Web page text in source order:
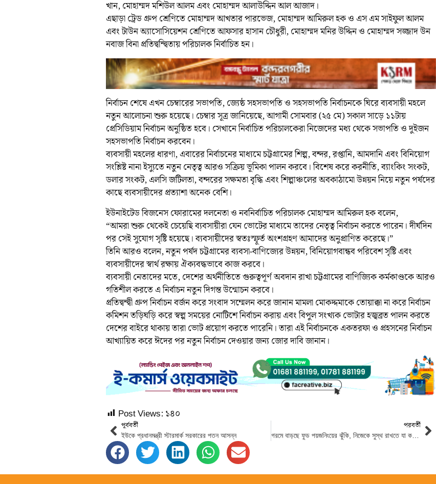
খান, মোহাম্মদ মশিউল আলম এবং মোহাম্মদ আলাউদ্দিন আল আজাদ।
এছাড়া ট্রেড গ্রুপ শ্রেণিতে মোহাম্মদ আখতার পারভেজ, মোহাম্মদ আমিরুল হক ও এস এম সাইফুল আলম
এবং টাউন অ্যাসোসিয়েশন শ্রেণিতে আফসার হাসান চৌধুরী, মোহাম্মদ মনির উদ্দিন ও মোহাম্মদ সজ্জাদ উন
নবাজ বিনা প্রতিদ্বন্দ্বিতায় পরিচালক নির্বাচিত হন।
নির্বাচন শেষে এখন চেম্বারের সভাপতি, জ্যেষ্ঠ সহসভাপতি ও সহসভাপতি নির্বাচনকে ঘিরে ব্যবসায়ী মহলে
নতুন আলোচনা শুরু হয়েছে। চেম্বার সূত্র জানিয়েছে, আগামী সোমবার (২৫ মে) সকাল সাড়ে ১১টায়
প্রেসিডিয়াম নির্বাচন অনুষ্ঠিত হবে। সেখানে নির্বাচিত পরিচালকেরা নিজেদের মধ্য থেকে সভাপতি ও দুইজন
সহসভাপতি নির্বাচন করবেন।
ব্যবসায়ী মহলের ধারণা, এবারের নির্বাচনের মাধ্যমে চট্টগ্রামের শিল্প, বন্দর, রপ্তানি, আমদানি এবং বিনিয়োগ
সংশ্লিষ্ট নানা ইস্যুতে নতুন নেতৃত্ব আরও সক্রিয় ভূমিকা পালন করবে। বিশেষ করে করনীতি, ব্যাংকিং সংকট,
ডলার সংকট, এলসি জটিলতা, বন্দরের সক্ষমতা বৃদ্ধি এবং শিল্পাঞ্চলের অবকাঠামো উন্নয়ন নিয়ে নতুন পর্ষদের
কাছে ব্যবসায়ীদের প্রত্যাশা অনেক বেশি।
ইউনাইটেড বিজনেস ফোরামের দলনেতা ও নবনির্বাচিত পরিচালক মোহাম্মদ আমিরুল হক বলেন,
“আমরা শুরু থেকেই চেয়েছি ব্যবসায়ীরা যেন ভোটের মাধ্যমে তাদের নেতৃত্ব নির্বাচন করতে পারেন। দীর্ঘদিন
পর সেই সুযোগ সৃষ্টি হয়েছে। ব্যবসায়ীদের স্বতঃস্ফূর্ত অংশগ্রহণ আমাদের অনুপ্রাণিত করেছে।”
তিনি আরও বলেন, নতুন পর্ষদ চট্টগ্রামের ব্যবসা-বাণিজ্যের উন্নয়ন, বিনিয়োগবান্ধব পরিবেশ সৃষ্টি এবং
ব্যবসায়ীদের স্বার্থ রক্ষায় ঐক্যবদ্ধভাবে কাজ করবে।
ব্যবসায়ী নেতাদের মতে, দেশের অর্থনীতিতে গুরুত্বপূর্ণ অবদান রাখা চট্টগ্রামের বাণিজ্যিক কর্মকাণ্ডকে আরও
গতিশীল করতে এ নির্বাচন নতুন দিগন্ত উন্মোচন করবে।
প্রতিদ্বন্দ্বী গ্রুপ নির্বাচন বর্জন করে সংবাদ সম্মেলন করে জানান মামলা মোকদ্দমাকে তোয়াক্কা না করে নির্বাচন
কমিশন তড়িঘড়ি করে স্বল্প সময়ের নোটিশে নির্বাচন করায় এবং বিপুল সংখ্যক ভোটার হজ্বব্রত পালন করতে
দেশের বাইরে থাকায় তারা ভোট প্রয়োগ করতে পারেনি। তারা এই নির্বাচনকে একতরফা ও প্রহসনের নির্বাচন
আখ্যায়িত করে ঈদের পর নতুন নির্বাচন দেওয়ার জন্য জোর দাবি জানান।
Post Views: ১৪০
পূর্ববর্তী
ইউকে প্রধানমন্ত্রী স্টারমার্ক সরকারের পতন আসন্ন
পরবর্তী